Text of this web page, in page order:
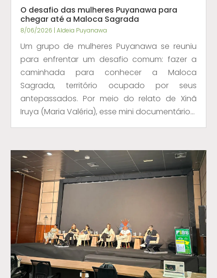
O desafio das mulheres Puyanawa para
chegar até a Maloca Sagrada
8/06/2026 |Aldeia Puyanawa
Um grupo de mulheres Puyanawa se reuniu
para enfrentar um desafio comum: fazer a
caminhada para conhecer a Maloca
Sagrada, território ocupado por seus
antepassados. Por meio do relato de Xinã
Iruya (Maria Valéria), esse mini documentário...